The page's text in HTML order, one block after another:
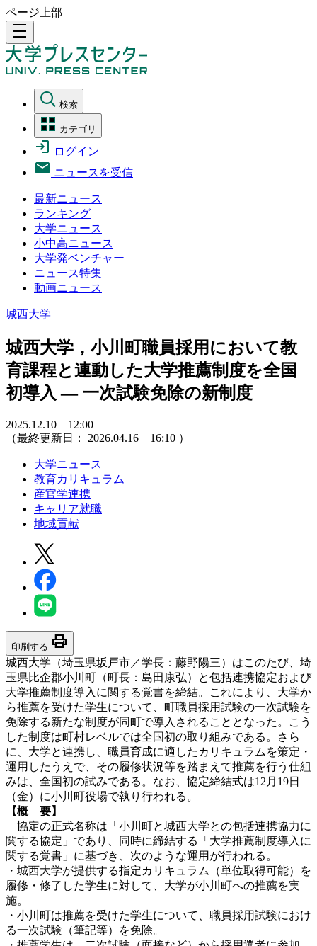
ページ上部
density_medium
検索
カテゴリ
ログイン
ニュースを受信
最新ニュース
ランキング
大学ニュース
小中高ニュース
大学発ベンチャー
ニュース特集
動画ニュース
城西大学
城西大学，小川町職員採用において教
育課程と連動した大学推薦制度を全国
初導入 — 一次試験免除の新制度
2025.12.10 12:00
（最終更新日： 2026.04.16 16:10 ）
大学ニュース
教育カリキュラム
産官学連携
キャリア就職
地域貢献
印刷する print
城西大学（埼玉県坂戸市／学長：藤野陽三）はこのたび、埼
玉県比企郡小川町（町長：島田康弘）と包括連携協定および
大学推薦制度導入に関する覚書を締結。これにより、大学か
ら推薦を受けた学生について、町職員採用試験の一次試験を
免除する新たな制度が同町で導入されることとなった。こう
した制度は町村レベルでは全国初の取り組みである。さら
に、大学と連携し、職員育成に適したカリキュラムを策定・
運用したうえで、その履修状況等を踏まえて推薦を行う仕組
みは、全国初の試みである。なお、協定締結式は12月19日
（金）に小川町役場で執り行われる。
【概 要】
協定の正式名称は「小川町と城西大学との包括連携協力に
関する協定」であり、同時に締結する「大学推薦制度導入に
関する覚書」に基づき、次のような運用が行われる。
・城西大学が提供する指定カリキュラム（単位取得可能）を
履修・修了した学生に対して、大学が小川町への推薦を実
施。
・小川町は推薦を受けた学生について、職員採用試験におけ
る一次試験（筆記等）を免除。